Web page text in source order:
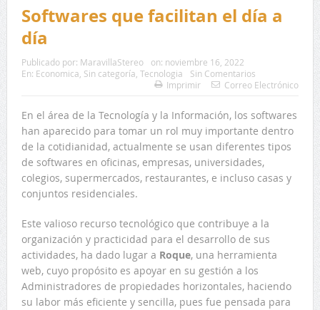
Softwares que facilitan el día a
día
Publicado por: MaravillaStereo on: noviembre 16, 2022
En: Economica, Sin categoría, Tecnologia
Sin Comentarios
Imprimir
Correo Electrónico
En el área de la Tecnología y la Información, los softwares
han aparecido para tomar un rol muy importante dentro
de la cotidianidad, actualmente se usan diferentes tipos
de softwares en oficinas, empresas, universidades,
colegios, supermercados, restaurantes, e incluso casas y
conjuntos residenciales.
Este valioso recurso tecnológico que contribuye a la
organización y practicidad para el desarrollo de sus
actividades, ha dado lugar a Roque, una herramienta
web, cuyo propósito es apoyar en su gestión a los
Administradores de propiedades horizontales, haciendo
su labor más eficiente y sencilla, pues fue pensada para